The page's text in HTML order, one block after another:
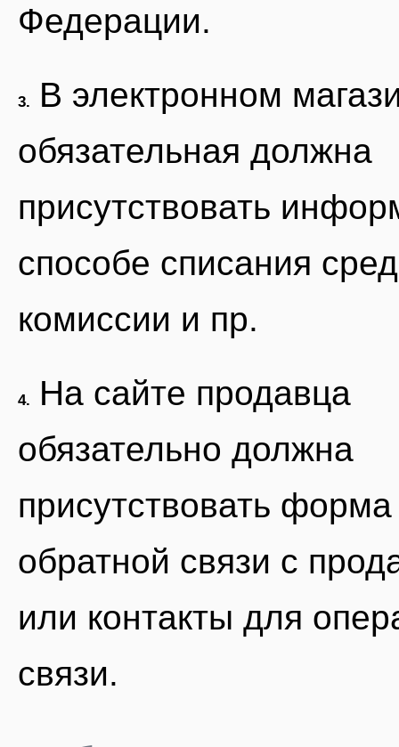
Федерации.
3.
В электронном
обязательная должна
присутствовать
способе списания
комиссии и пр.
4.
На сайте продавца
обязательно должна
присутствовать форма
обратной связи с
или контакты для
связи.